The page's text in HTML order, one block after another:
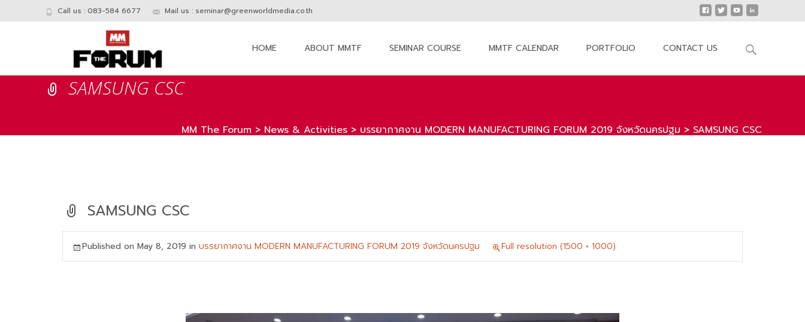
Call us : 083-584 6677 Mail us : seminar@greenworldmedia.co.th
HOME ABOUT MMTF SEMINAR COURSE MMTF CALENDAR PORTFOLIO CONTACT US
Search
SAMSUNG CSC
MM The Forum > News & Activities > บรรยากาศงาน MODERN MANUFACTURING FORUM 2019 จังหวัดนครปฐม > SAMSUNG CSC
SAMSUNG CSC
Published on May 8, 2019 in บรรยากาศงาน MODERN MANUFACTURING FORUM 2019 จังหวัดนครปฐม Full resolution (1500 × 1000)